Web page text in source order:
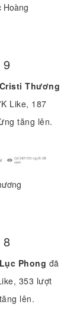
Hoàng
9
Cristi Thương
Like, 187
tăng lên.
8
Lục Phong đã
353 lượt
lên.